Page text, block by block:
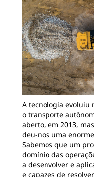
A tecnologia evoluiu
o transporte
aberto, em 2013,
deu-nos uma
Sabemos que um
domínio das
a desenvolver e
e capazes de